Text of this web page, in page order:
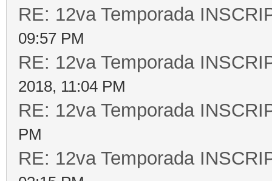
RE: 12va Temporada
09:57 PM
RE: 12va Temporada
2018, 11:04 PM
RE: 12va Temporada
PM
RE: 12va Temporada